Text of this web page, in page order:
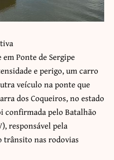
Ponte de Sergipe
e perigo, um carro
veículo na ponte que
dos Coqueiros, no estado
confirmada pelo Batalhão
responsável pela
trânsito nas rodovias